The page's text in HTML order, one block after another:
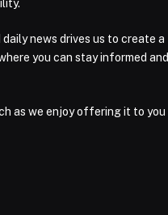
news drives us to create a
you can stay informed and
as we enjoy offering it to you